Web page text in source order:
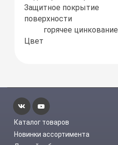
Защитное покрытие
поверхности
горячее цинкование
Цвет
Каталог товаров
Новинки ассортимента